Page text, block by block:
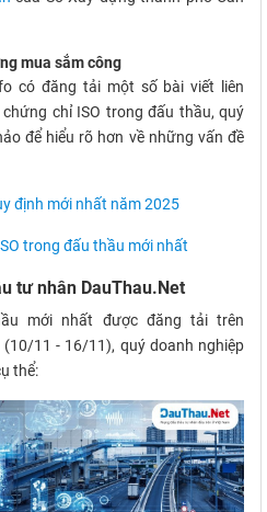
mua sắm công
có đăng tải một số bài viết liên
chỉ ISO trong đấu thầu, quý
để hiểu rõ hơn về những vấn đề
định mới nhất năm 2025
trong đấu thầu mới nhất
tư nhân DauThau.Net
mới nhất được đăng tải trên
11 - 16/11), quý doanh nghiệp
thể: